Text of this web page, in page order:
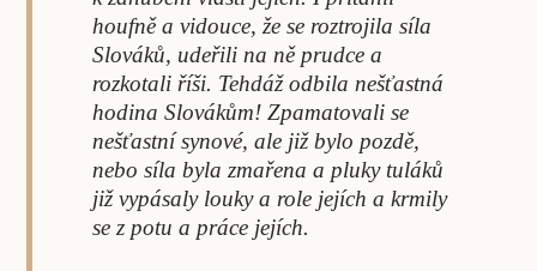
houfně a vidouce, že se roztrojila síla
Slováků, udeřili na ně prudce a
rozkotali říši. Tehdáž odbila nešťastná
hodina Slovákům! Zpamatovali se
nešťastní synové, ale již bylo pozdě,
nebo síla byla zmařena a pluky tuláků
již vypásaly louky a role jejích a krmily
se z potu a práce jejích.